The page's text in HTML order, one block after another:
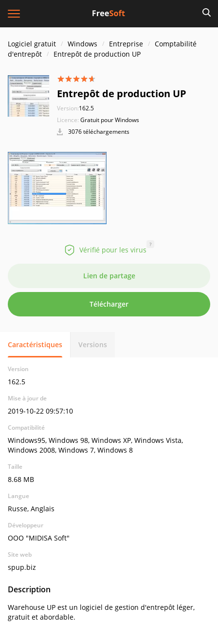
Logiciel gratuit Windows Entreprise
Comptabilité
d'entrepôt
Entrepôt de production UP
Entrepôt de production UP
Version:162.5
Licence: Gratuit pour Windows
3076 téléchargements
Vérifié pour les virus
?
Lien de partage
Télécharger
Caractéristiques Versions
Version
162.5
Mise à jour de
2019-10-22 09:57:10
Compatibilité
Windows95, Windows 98, Windows XP, Windows Vista,
Windows 2008, Windows 7, Windows 8
Taille
8.68 MB
Langue
Russe, Anglais
Développeur
OOO "MIDISA Soft"
Site web
spup.biz
Description
Warehouse UP est un logiciel de gestion d'entrepôt léger,
gratuit et abordable.